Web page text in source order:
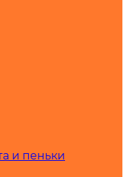
и пеньки